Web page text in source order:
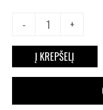
- +
Į KREPŠELĮ